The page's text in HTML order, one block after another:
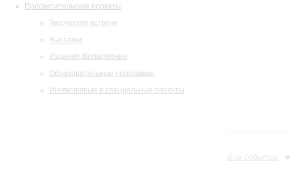
Просветительские проекты
Творческие встречи
Выставки
Издания филармонии
Образовательные программы
Инклюзивные и специальные проекты
Все события